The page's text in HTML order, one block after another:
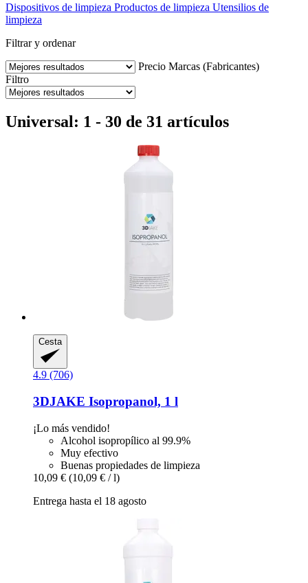
Dispositivos de limpieza Productos de limpieza Utensilios de
limpieza
Filtrar y ordenar
Precio Marcas (Fabricantes)
Filtro
Universal: 1 - 30 de 31 artículos
Cesta
4.9 (706)
3DJAKE Isopropanol, 1 l
¡Lo más vendido!
Alcohol isopropílico al 99.9%
Muy efectivo
Buenas propiedades de limpieza
10,09 € (10,09 € / l)
Entrega hasta el 18 agosto